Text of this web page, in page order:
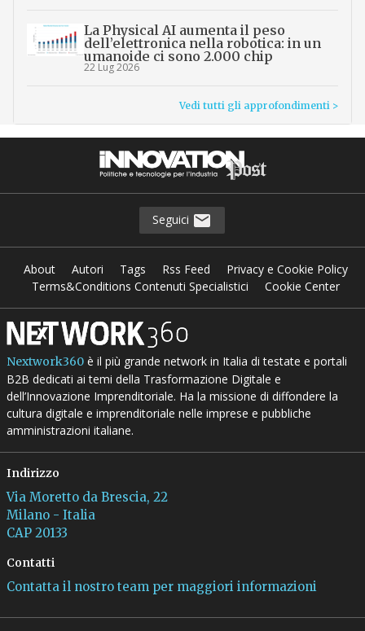
La Physical AI aumenta il peso
dell’elettronica nella robotica: in un
umanoide ci sono 2.000 chip
22 Lug 2026
Vedi tutti gli approfondimenti >
Seguici
About Autori Tags Rss Feed
Privacy e Cookie Policy
Terms&Conditions Contenuti Specialistici
Cookie Center
Nextwork360è il più grande network in Italia di testate e portali
B2B dedicati ai temi della Trasformazione Digitale e
dell’Innovazione Imprenditoriale. Ha la missione di diffondere la
cultura digitale e imprenditoriale nelle imprese e pubbliche
amministrazioni italiane.
Indirizzo
Via Moretto da Brescia, 22
Milano - Italia
CAP 20133
Contatti
Contatta il nostro team per maggiori informazioni